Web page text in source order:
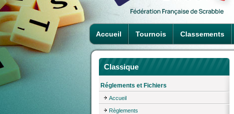
Accueil Tournois Classements
Classique
Réglements et Fichiers
Accueil
Règlements